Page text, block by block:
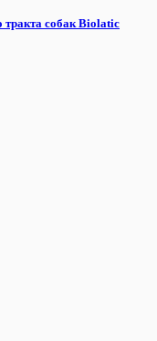
тракта собак Biolatic